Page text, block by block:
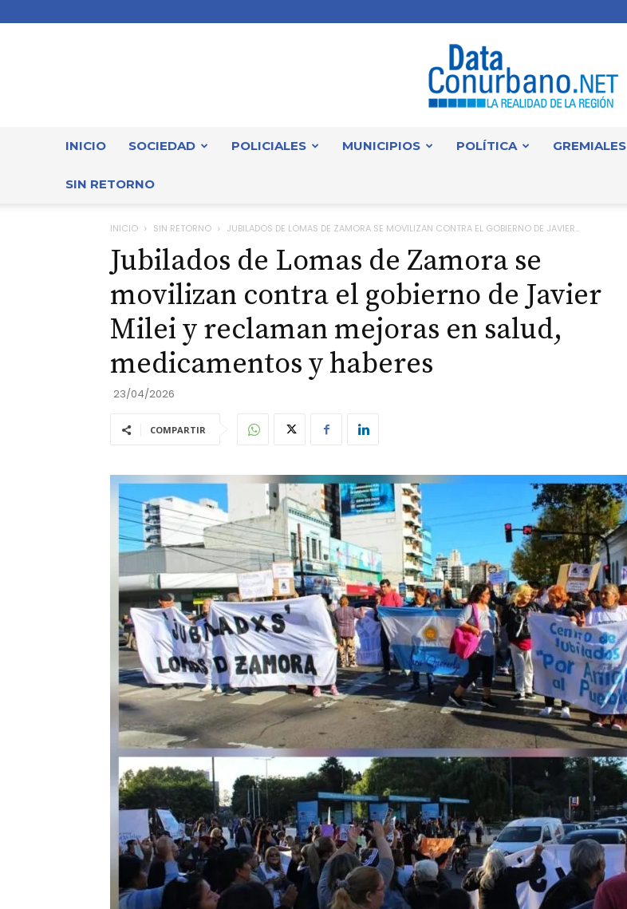
INICIO SOCIEDAD POLICIALES MUNICIPIOS POLÍTICA GREMIALES
SIN RETORNO
INICIO SIN RETORNO JUBILADOS DE LOMAS DE ZAMORA SE MOVILIZAN CONTRA EL GOBIERNO DE JAVIER...
Jubilados de Lomas de Zamora se
movilizan contra el gobierno de Javier
Milei y reclaman mejoras en salud,
medicamentos y haberes
23/04/2026
COMPARTIR